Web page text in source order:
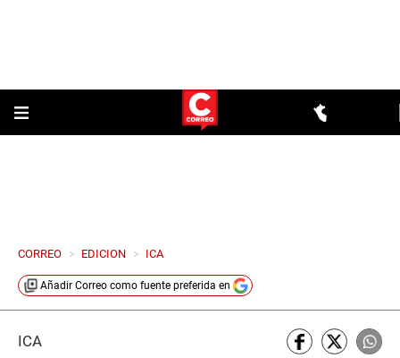
CORREO > EDICION > ICA
Añadir Correo como fuente preferida en
ICA